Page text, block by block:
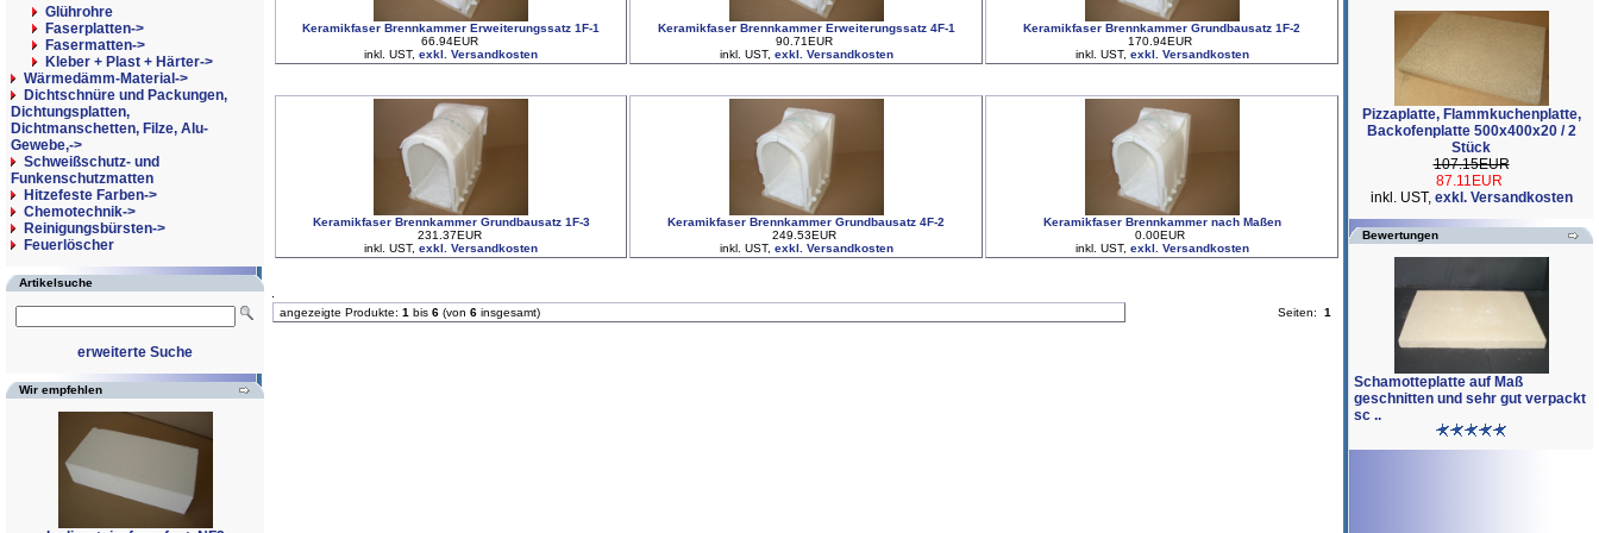
Glührohre
Faserplatten->
Fasermatten->
Kleber + Plast + Härter->
Wärmedämm-Material->
Dichtschnüre und Packungen,
Dichtungsplatten,
Dichtmanschetten, Filze, Alu-
Gewebe,->
Schweißschutz- und
Funkenschutzmatten
Hitzefeste Farben->
Chemotechnik->
Reinigungsbürsten->
Feuerlöscher
Artikelsuche
erweiterte Suche
Wir empfehlen
Keramikfaser Brennkammer Erweiterungssatz 1F-1
66.94EUR
inkl. UST, exkl. Versandkosten
Keramikfaser Brennkammer Erweiterungssatz 4F-1
90.71EUR
inkl. UST, exkl. Versandkosten
Keramikfaser Brennkammer Grundbausatz 1F-2
170.94EUR
inkl. UST, exkl. Versandkosten
Keramikfaser Brennkammer Grundbausatz 1F-3
231.37EUR
inkl. UST, exkl. Versandkosten
Keramikfaser Brennkammer Grundbausatz 4F-2
249.53EUR
inkl. UST, exkl. Versandkosten
Keramikfaser Brennkammer nach Maßen
0.00EUR
inkl. UST, exkl. Versandkosten
angezeigte Produkte: 1 bis 6 (von 6 insgesamt) Seiten: 1
Pizzaplatte, Flammkuchenplatte,
Backofenplatte 500x400x20 / 2
Stück
107.15EUR
87.11EUR
inkl. UST, exkl. Versandkosten
Bewertungen
Schamotteplatte auf Maß
geschnitten und sehr gut verpackt
sc ..